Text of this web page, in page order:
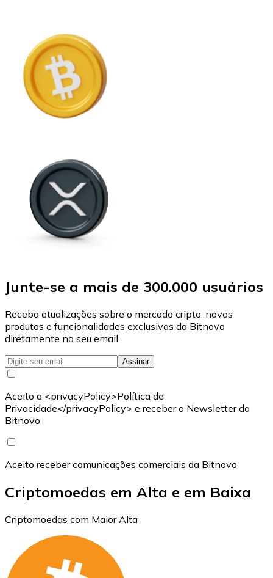
Junte-se a mais de 300.000 usuários
Receba atualizações sobre o mercado cripto, novos
produtos e funcionalidades exclusivas da Bitnovo
diretamente no seu email.
Assinar
Aceito a <privacyPolicy>Política de
Privacidade</privacyPolicy> e receber a Newsletter da
Bitnovo
Aceito receber comunicações comerciais da Bitnovo
Criptomoedas em Alta e em Baixa
Criptomoedas com Maior Alta